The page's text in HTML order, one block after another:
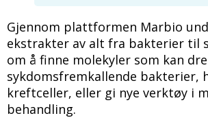
Gjennom plattformen Marbio
ekstrakter av alt fra bakterier til
om å finne molekyler som kan
sykdomsfremkallende bakterier,
kreftceller, eller gi nye verktøy i
behandling.